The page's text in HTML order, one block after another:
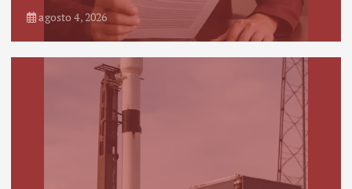
agosto 4, 2026